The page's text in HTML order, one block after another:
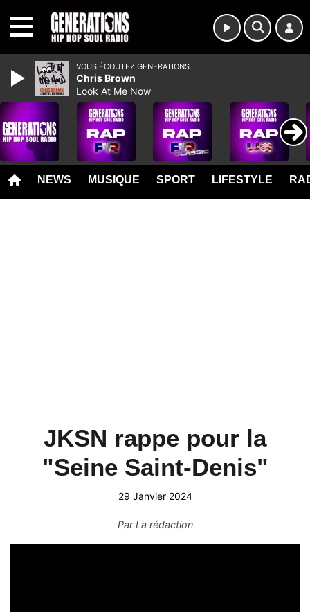
NEWS MUSIQUE SPORT LIFESTYLE
JKSN rappe pour la
"Seine Saint-Denis"
29 Janvier 2024
ParLa rédaction
VOUS ÉCOUTEZ GENERATIONS
Chris Brown
Look At Me Now